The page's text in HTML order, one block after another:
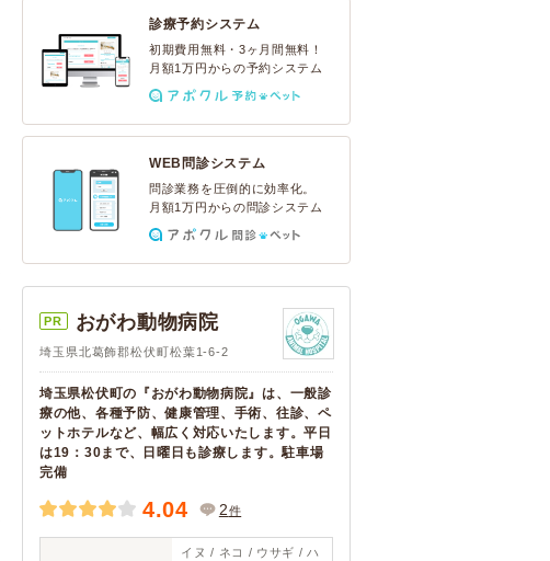
診療予約システム
初期費用無料・3ヶ月間無料！
月額1万円からの予約システム
WEB問診システム
問診業務を圧倒的に効率化。
月額1万円からの問診システム
PR おがわ動物病院
埼玉県北葛飾郡松伏町松葉1-6-2
埼玉県松伏町の『おがわ動物病院』は、一般診
療の他、各種予防、健康管理、手術、往診、ペ
ットホテルなど、幅広く対応いたします。平日
は19：30まで、日曜日も診療します。駐車場
完備
4.04 2件
イヌ / ネコ / ウサギ / ハ